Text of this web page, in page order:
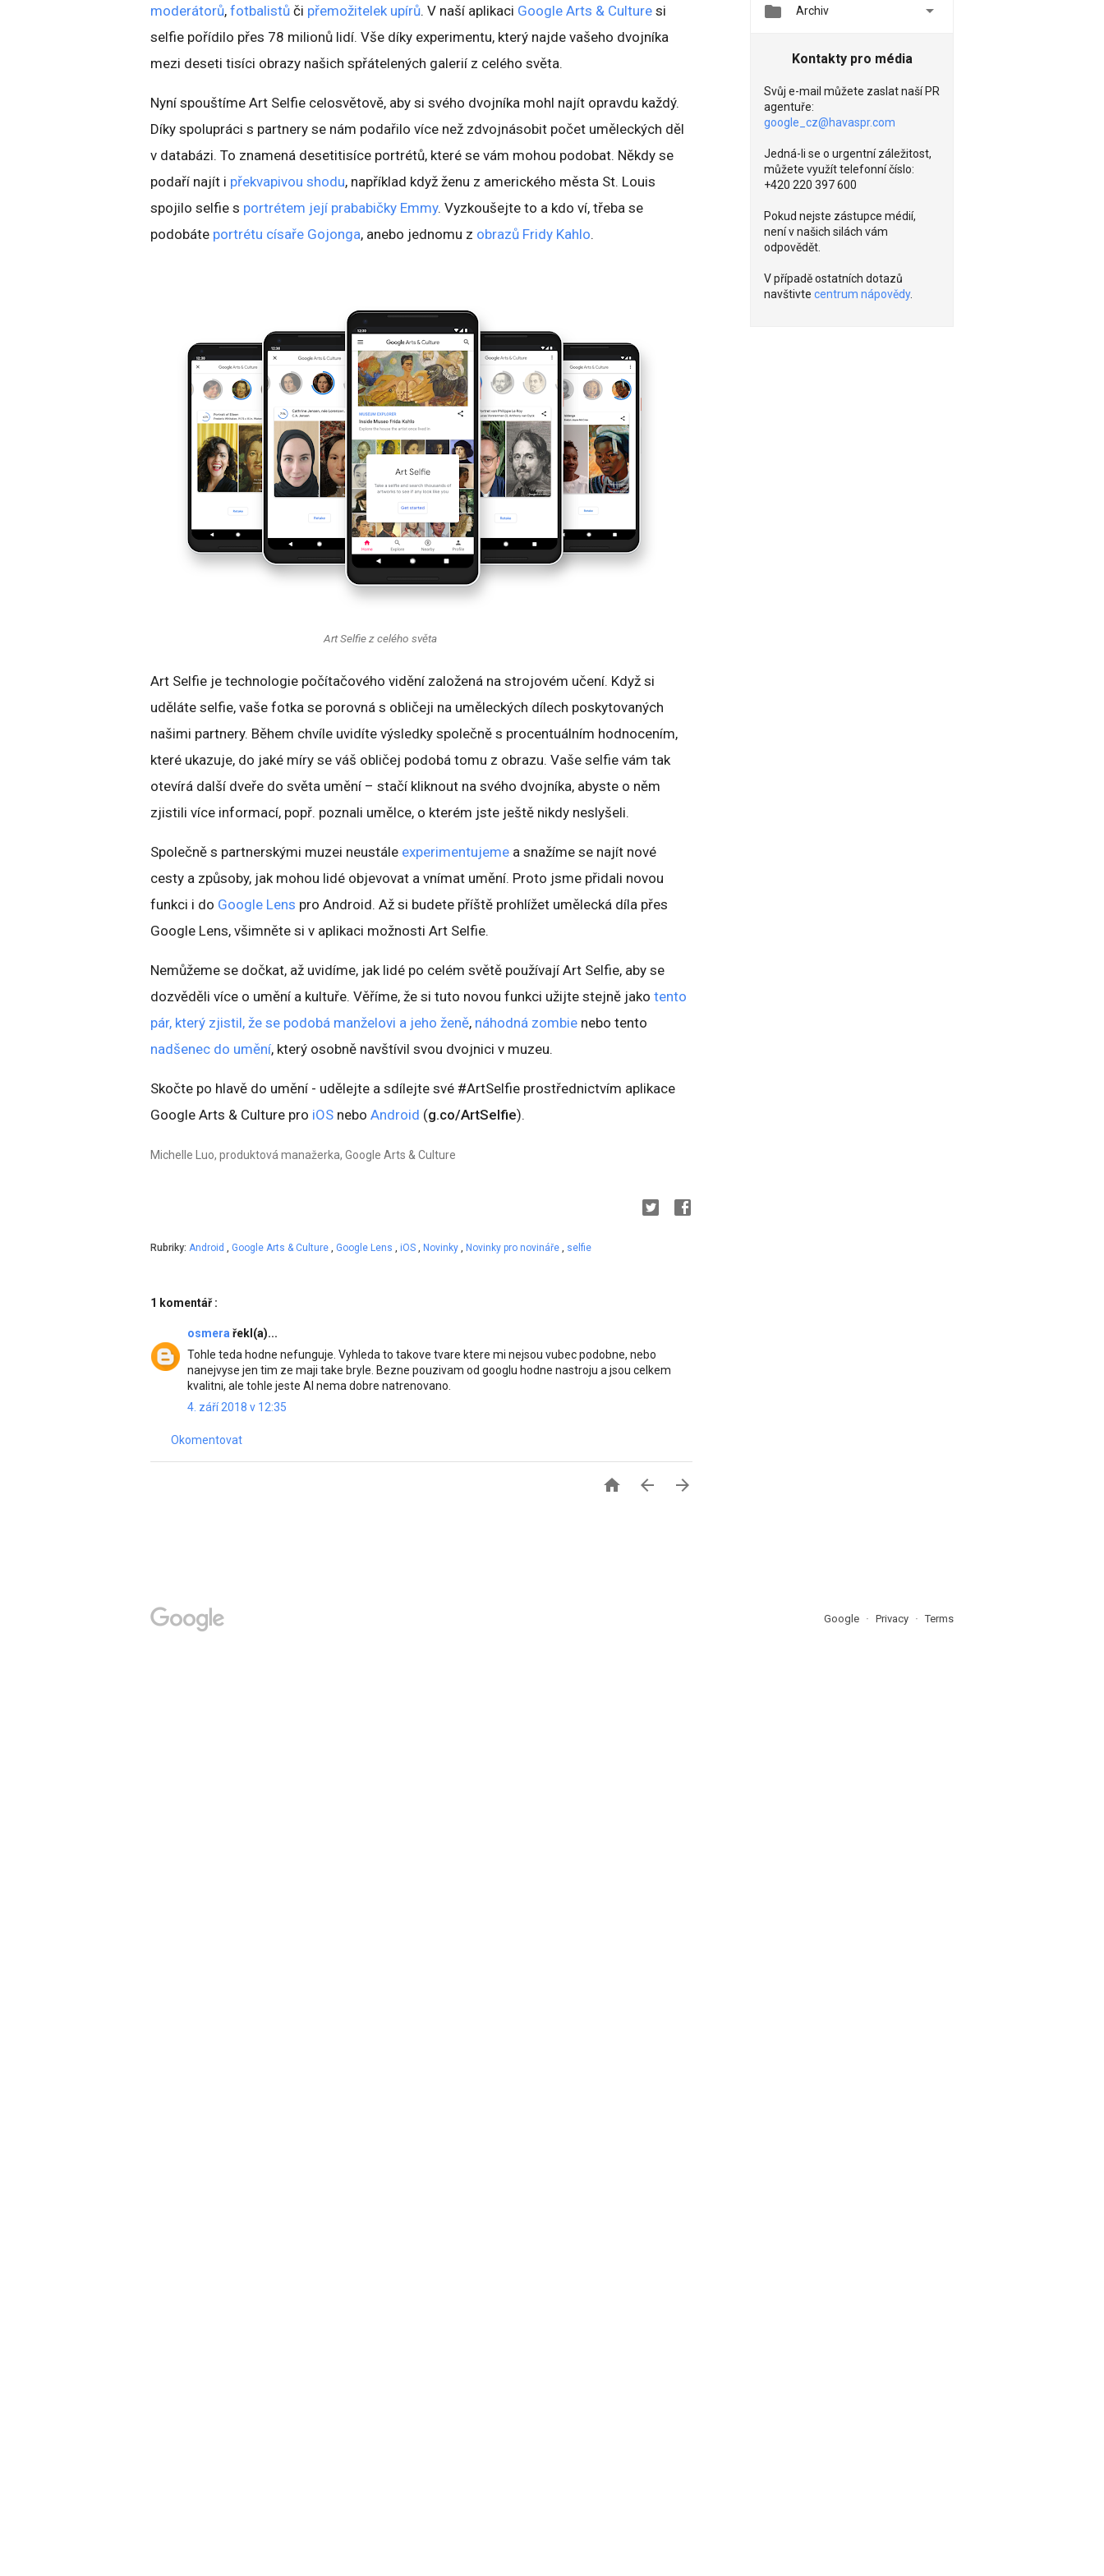
moderátorů, fotbalistů či přemožitelek upírů. V naší aplikaci Google Arts & Culture si
selfie pořídilo přes 78 milionů lidí. Vše díky experimentu, který najde vašeho dvojníka
mezi deseti tisíci obrazy našich spřátelených galerií z celého světa.
Nyní spouštíme Art Selfie celosvětově, aby si svého dvojníka mohl najít opravdu každý.
Díky spolupráci s partnery se nám podařilo více než zdvojnásobit počet uměleckých děl
v databázi. To znamená desetitisíce portrétů, které se vám mohou podobat. Někdy se
podaří najít i překvapivou shodu, například když ženu z amerického města St. Louis
spojilo selfie s portrétem její prababičky Emmy. Vyzkoušejte to a kdo ví, třeba se
podobáte portrétu císaře Gojonga, anebo jednomu z obrazů Fridy Kahlo.
Art Selfie z celého světa
Art Selfie je technologie počítačového vidění založená na strojovém učení. Když si
uděláte selfie, vaše fotka se porovná s obličeji na uměleckých dílech poskytovaných
našimi partnery. Během chvíle uvidíte výsledky společně s procentuálním hodnocením,
které ukazuje, do jaké míry se váš obličej podobá tomu z obrazu. Vaše selfie vám tak
otevírá další dveře do světa umění – stačí kliknout na svého dvojníka, abyste o něm
zjistili více informací, popř. poznali umělce, o kterém jste ještě nikdy neslyšeli.
Společně s partnerskými muzei neustále experimentujeme a snažíme se najít nové
cesty a způsoby, jak mohou lidé objevovat a vnímat umění. Proto jsme přidali novou
funkci i do Google Lens pro Android. Až si budete příště prohlížet umělecká díla přes
Google Lens, všimněte si v aplikaci možnosti Art Selfie.
Nemůžeme se dočkat, až uvidíme, jak lidé po celém světě používají Art Selfie, aby se
dozvěděli více o umění a kultuře. Věříme, že si tuto novou funkci užijte stejně jako tento
pár, který zjistil, že se podobá manželovi a jeho ženě, náhodná zombie nebo tento
nadšenec do umění, který osobně navštívil svou dvojnici v muzeu.
Skočte po hlavě do umění - udělejte a sdílejte své #ArtSelfie prostřednictvím aplikace
Google Arts & Culture pro iOS nebo Android (g.co/ArtSelfie).
Michelle Luo, produktová manažerka, Google Arts & Culture
Rubriky: Android , Google Arts & Culture , Google Lens , iOS , Novinky , Novinky pro novináře , selfie
1 komentář :
osmera řekl(a)...
Tohle teda hodne nefunguje. Vyhleda to takove tvare ktere mi nejsou vubec podobne, nebo
nanejvyse jen tim ze maji take bryle. Bezne pouzivam od googlu hodne nastroju a jsou celkem
kvalitni, ale tohle jeste AI nema dobre natrenovano.
4. září 2018 v 12:35
Okomentovat
  
 Archiv 
Kontakty pro média
Svůj e-mail můžete zaslat naší PR
agentuře:
google_cz@havaspr.com
Jedná-li se o urgentní záležitost,
můžete využít telefonní číslo:
+420 220 397 600
Pokud nejste zástupce médií,
není v našich silách vám
odpovědět.
V případě ostatních dotazů
navštivte centrum nápovědy.
Google Privacy Terms